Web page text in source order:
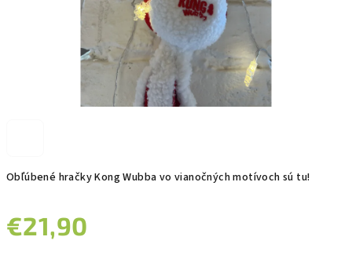
Obľúbené hračky Kong Wubba vo vianočných motívoch sú tu!
€21,90